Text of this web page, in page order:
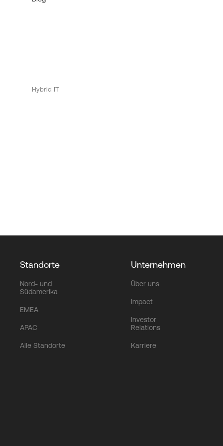
Hybrid IT
Standorte
Nord- und
Südamerika
EMEA
APAC
Alle Standorte
Unternehmen
Über uns
Impact
Investor
Relations
Karriere